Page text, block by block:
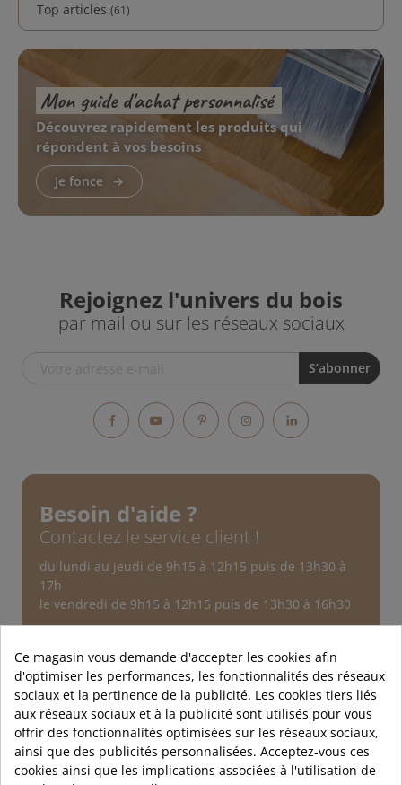
Top articles (61)
Mon guide d'achat personnalisé
Découvrez rapidement les produits qui
répondent à vos besoins
Je fonce
Rejoignez l'univers du bois
par mail ou sur les réseaux sociaux
FacebookYouTubePinterestInstagramLinkedIn
Besoin d'aide ?
Contactez le service client !
du lundi au jeudi de 9h15 à 12h15 puis de 13h30 à
17h
le vendredi de 9h15 à 12h15 puis de 13h30 à 16h30
Au sujet d'une commande
Nous contacter
Ce magasin vous demande d'accepter les cookies afin
d'optimiser les performances, les fonctionnalités des réseaux
sociaux et la pertinence de la publicité. Les cookies tiers liés
aux réseaux sociaux et à la publicité sont utilisés pour vous
offrir des fonctionnalités optimisées sur les réseaux sociaux,
ainsi que des publicités personnalisées. Acceptez-vous ces
cookies ainsi que les implications associées à l'utilisation de